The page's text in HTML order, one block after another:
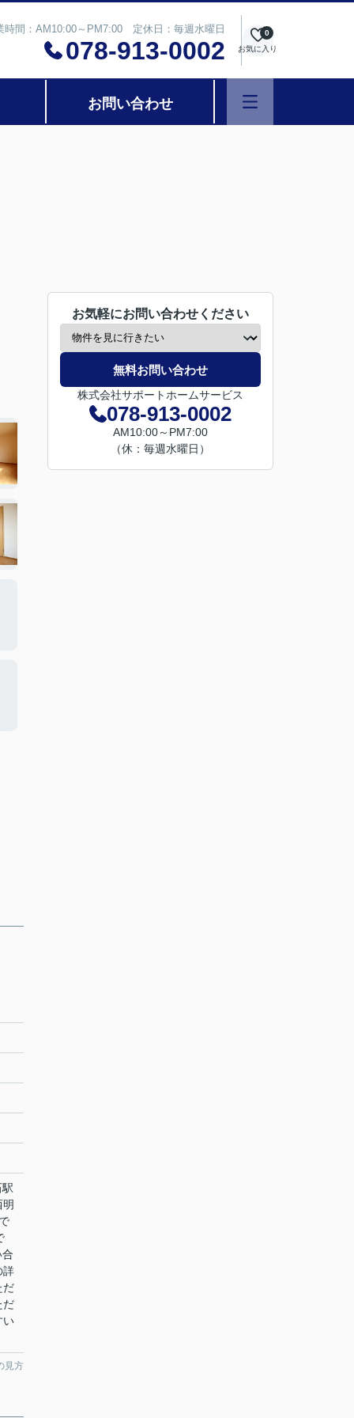
時間：AM10:00～PM7:00 定休日：毎週水曜日
078-913-0002 お気に入り
0
お問い合わせ
詳
だ
だ
い
見方
お気軽にお問い合わせください
無料お問い合わせ
株式会社サポートホームサービス
078-913-0002
AM10:00～PM7:00
（休：毎週水曜日）